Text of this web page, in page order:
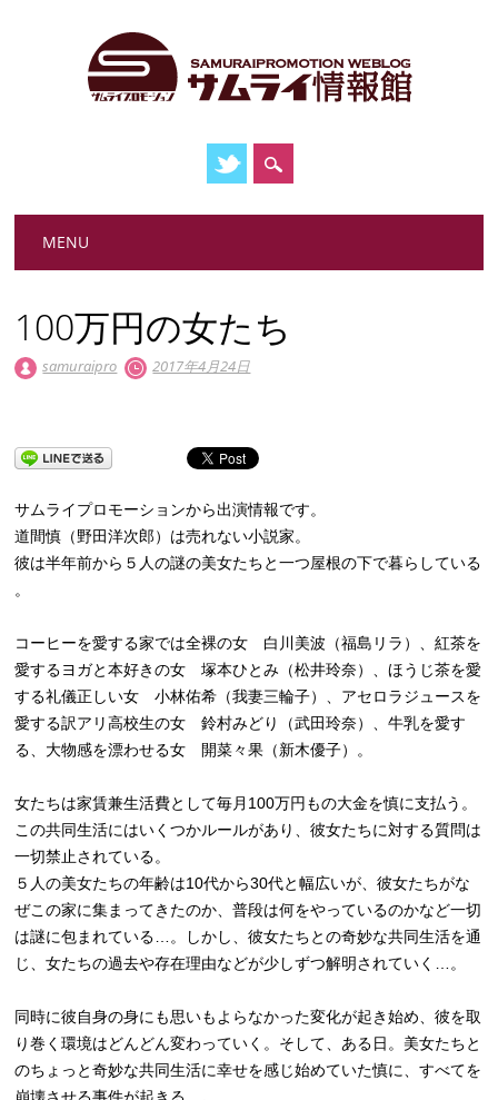
Main menu
MENU
100万円の女たち
samuraipro 2017年4月24日
サムライプロモーションから出演情報です。
道間慎（野田洋次郎）は売れない小説家。
彼は半年前から５人の謎の美女たちと一つ屋根の下で暮らしている
。
コーヒーを愛する家では全裸の女 白川美波（福島リラ）、紅茶を
愛するヨガと本好きの女 塚本ひとみ（松井玲奈）、ほうじ茶を愛
する礼儀正しい女 小林佑希（我妻三輪子）、 アセロラジュースを
愛する訳アリ高校生の女 鈴村みどり（武田玲奈）、牛乳を愛す
る、大物感を漂わせる女 開菜々果（新木優子）。
女たちは家賃兼生活費として毎月100万円もの大金を慎に支払う 。
この共同生活にはいくつかルールがあり、彼女たちに対する質問は
一切禁止されている。
５人の美女たちの年齢は10代から30代と幅広いが、彼女たちがな
ぜこの家に集まってきたのか、普段は何をやっているのかなど一切
は謎に包まれている…。
しかし、彼女たちとの奇妙な共同生活を通
じ、女たちの過去や存在理由などが少しずつ解明されていく…。
同時に彼自身の身にも思いもよらなかった変化が起き始め、彼を取
り巻く環境はどんどん変わっていく。 そして、ある日。 美女たちと
のちょっと奇妙な共同生活に幸せを感じ始めていた慎に
、すべてを